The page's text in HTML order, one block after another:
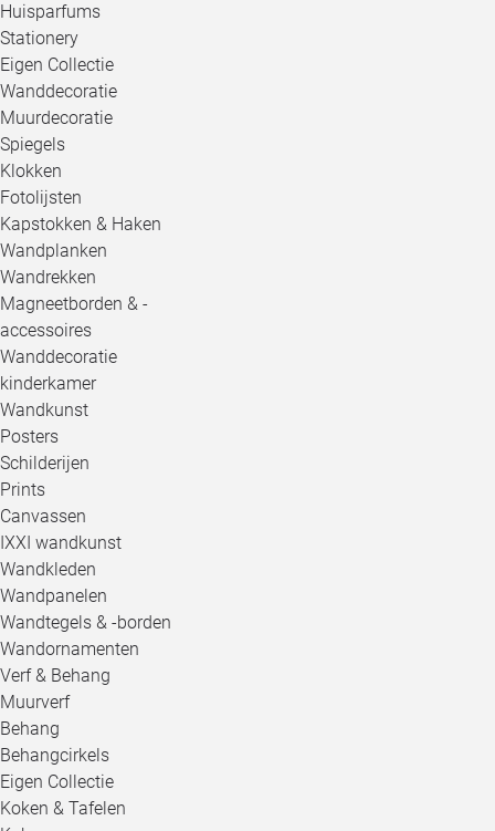
Huisparfums
Stationery
Eigen Collectie
Wanddecoratie
Muurdecoratie
Spiegels
Klokken
Fotolijsten
Kapstokken & Haken
Wandplanken
Wandrekken
Magneetborden & -
accessoires
Wanddecoratie
kinderkamer
Wandkunst
Posters
Schilderijen
Prints
Canvassen
IXXI wandkunst
Wandkleden
Wandpanelen
Wandtegels & -borden
Wandornamenten
Verf & Behang
Muurverf
Behang
Behangcirkels
Eigen Collectie
Koken & Tafelen